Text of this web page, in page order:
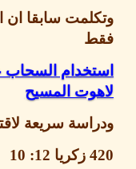
سابقا ان الذي
السحاب علامة
المسيح
سريعة لاقتباسات
زكريا12: 10